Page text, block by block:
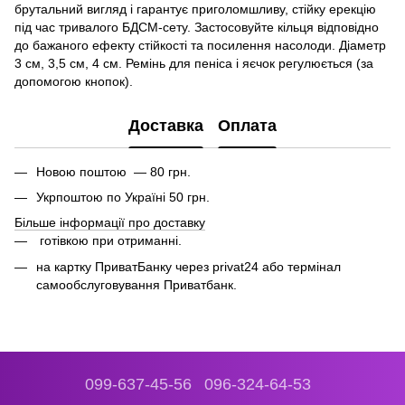
брутальний вигляд і гарантує приголомшливу, стійку ерекцію
під час тривалого БДСМ-сету. Застосовуйте кільця відповідно
до бажаного ефекту стійкості та посилення насолоди. Діаметр
3 см, 3,5 см, 4 см. Ремінь для пеніса і яєчок регулюється (за
допомогою кнопок).
Доставка Оплата
Новою поштою — 80 грн.
Укрпоштою по Україні 50 грн.
Більше інформації про доставку
готівкою при отриманні.
на картку ПриватБанку через privat24 або термінал
самообслуговування Приватбанк.
099-637-45-56 096-324-64-53